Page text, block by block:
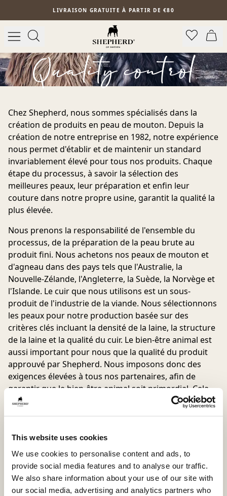
This website uses cookies
We use cookies to personalise content and ads, to
provide social media features and to analyse our traffic.
We also share information about your use of our site with
our social media, advertising and analytics partners who
Aller au contenu principalLIVRAISON GRATUITE À PARTIR DE €80
Quality control
Chez Shepherd, nous sommes spécialisés dans la
création de produits en peau de mouton. Depuis la
création de notre entreprise en 1982, notre expérience
nous permet d'établir et de maintenir un standard
invariablement élevé pour tous nos produits. Chaque
étape du processus, à savoir la sélection des
meilleures peaux, leur préparation et enfin leur
couture dans notre propre usine, garantit la qualité la
plus élevée.
Nous prenons la responsabilité de l'ensemble du
processus, de la préparation de la peau brute au
produit fini. Nous achetons nos peaux de mouton et
d'agneau dans des pays tels que l'Australie, la
Nouvelle-Zélande, l'Angleterre, la Suède, la Norvège et
l'Islande. Le cuir que nous utilisons est un sous-
produit de l'industrie de la viande. Nous sélectionnons
les peaux pour notre production basée sur des
critères clés incluant la densité de la laine, la structure
de la laine et la qualité du cuir. Le bien-être animal est
aussi important pour nous que la qualité du produit
approuvé par Shepherd. Nous imposons donc des
exigences élevées à tous nos partenaires, afin de
garantir que le bien-être animal soit primordial. Cela
comprend la réalisation de contrôles et de visites
Nous exigeons de nos fournisseurs qu'ils
Traitement des Animaux" :
-Les moutons doivent toujours avoir un bon accès à la
nourriture et à l'eau. Ils doivent être gardés dans un